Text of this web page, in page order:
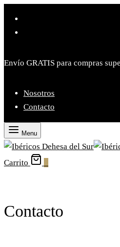
Envío GRATIS para compras
Nosotros
Contacto
Menu
Carrito
Contacto